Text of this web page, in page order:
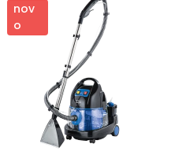
nov
o